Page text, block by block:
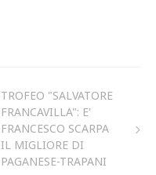
TROFEO "SALVATORE
FRANCAVILLA": E'
FRANCESCO SCARPA
IL MIGLIORE DI
PAGANESE-TRAPANI